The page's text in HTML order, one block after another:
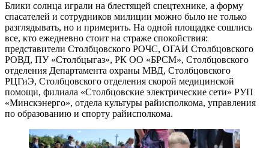
Блики солнца играли на блестящей спецтехнике, а форму
спасателей и сотрудников милиции можно было не только
разглядывать, но и примерить. На одной площадке сошлись
все, кто ежедневно стоит на страже спокойствия:
представители Столбцовского РОЧС, ОГАИ Столбцовского
РОВД, ПУ «Столбцыгаз», РК ОО «БРСМ», Столбцовского
отделения Департамента охраны МВД, Столбцовского
РЦГиЭ, Столбцовского отделения скорой медицинской
помощи, филиала «Столбцовские электрические сети» РУП
«Минскэнерго», отдела культуры райисполкома, управления
по образованию и спорту райисполкома.